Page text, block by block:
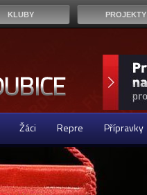
Žáci Repre Přípravky
KLUBY PROJEKTY